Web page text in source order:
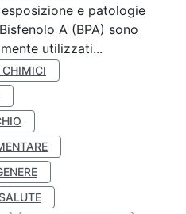
e patologie
A (BPA) sono
utilizzati...